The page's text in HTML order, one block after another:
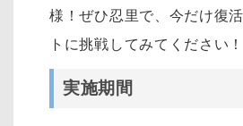
様！ぜひ忍里で、今だけ復
トに挑戦してみてください！
実施期間